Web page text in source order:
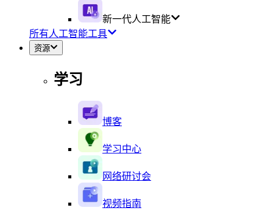
新一代人工智能
所有人工智能工具
资源
学习
博客
学习中心
网络研讨会
视频指南